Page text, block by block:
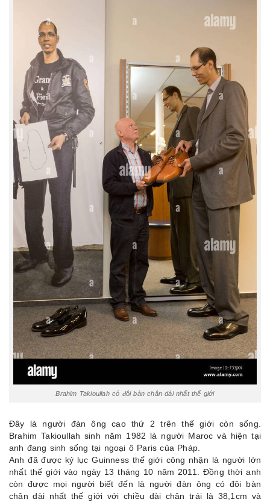
Brahim Takioullah có đôi bàn chân dài nhất thế giới
Đây là người đàn ông cao thứ 2 trên thế giới còn sống.
Brahim Takioullah sinh năm 1982 là người Maroc và hiện tại
anh đang sinh sống tại ngoại ô Paris của Pháp.
Anh đã được kỷ lục Guinness thế giới công nhận là người lớn
nhất thế giới vào ngày 13 tháng 10 năm 2011. Đồng thời anh
còn được mọi người biết đến là người đàn ông có đôi bàn
chân dài nhất thế giới với chiều dài chân trái là 38,1cm và